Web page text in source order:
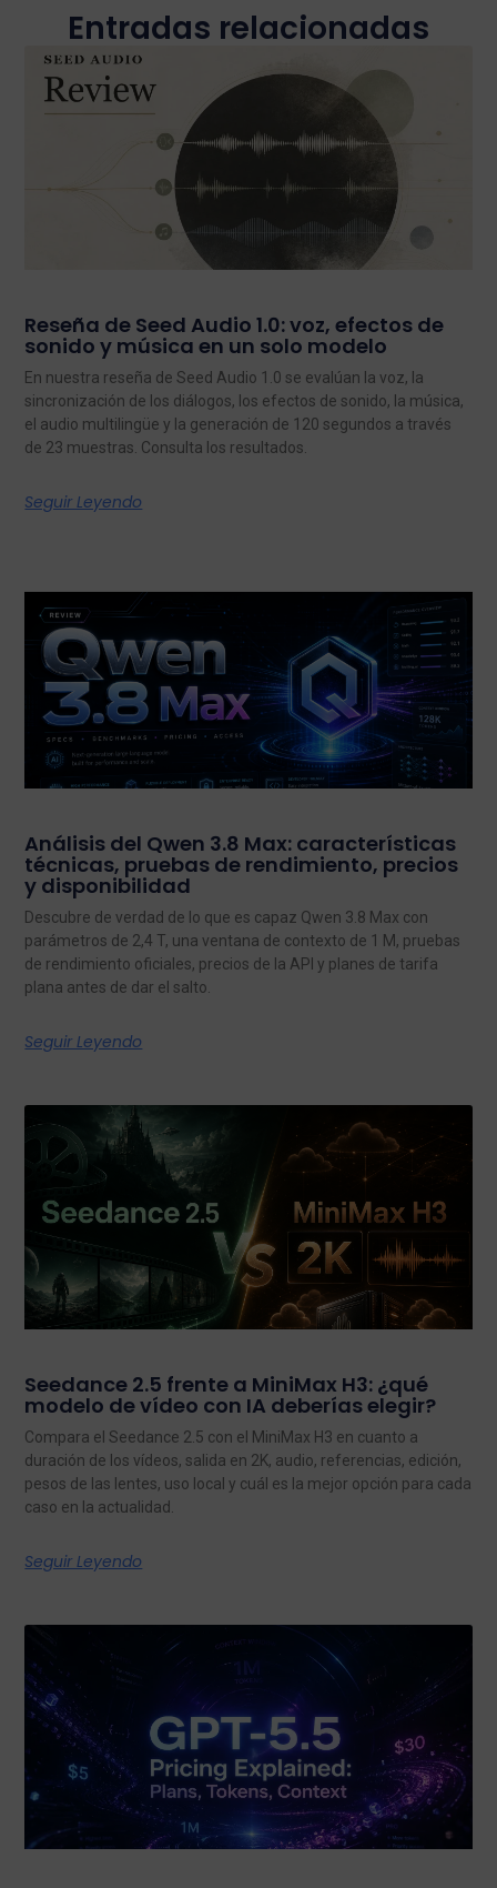
Entradas relacionadas
Reseña de Seed Audio 1.0: voz, efectos de
sonido y música en un solo modelo
En nuestra reseña de Seed Audio 1.0 se evalúan la voz, la
sincronización de los diálogos, los efectos de sonido, la música,
el audio multilingüe y la generación de 120 segundos a través
de 23 muestras. Consulta los resultados.
Seguir Leyendo
Análisis del Qwen 3.8 Max: características
técnicas, pruebas de rendimiento, precios
y disponibilidad
Descubre de verdad de lo que es capaz Qwen 3.8 Max con
parámetros de 2,4 T, una ventana de contexto de 1 M, pruebas
de rendimiento oficiales, precios de la API y planes de tarifa
plana antes de dar el salto.
Seguir Leyendo
Seedance 2.5 frente a MiniMax H3: ¿qué
modelo de vídeo con IA deberías elegir?
Compara el Seedance 2.5 con el MiniMax H3 en cuanto a
duración de los vídeos, salida en 2K, audio, referencias, edición,
pesos de las lentes, uso local y cuál es la mejor opción para cada
caso en la actualidad.
Seguir Leyendo